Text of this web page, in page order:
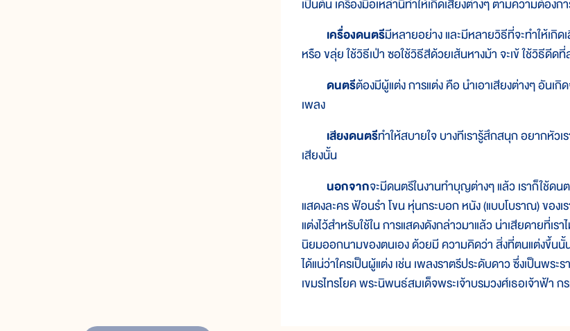
เป็นต้น เครื่องมือเหล่านี้ทำให้เกิดเสียงต่างๆ ตามความต้องก
เครื่องดนตรีมีหลายอย่าง และมีหลายวิธีที่จะทำให้เกิ
หรือ ขลุ่ย ใช้วิธีเป่า ซอใช้วิธีสีด้วยเส้นหางม้า จะเข้ ใช้วิธีดีดที่
ดนตรีต้องมีผู้แต่ง การแต่ง คือ นำเอาเสียงต่างๆ อันเกิ
เพลง
เสียงดนตรีทำให้สบายใจ บางทีเรารู้สึกสนุก อยากหัว
เสียงนั้น
นอกจากจะมีดนตรีในงานทำบุญต่างๆ แล้ว เราก็ใช้ด
แสดงละคร ฟ้อนรำ โขน หุ่นกระบอก หนัง (แบบโบราณ) ขอ
แต่งไว้สำหรับใช้ใน การแสดงดังกล่าวมาแล้ว น่าเสียดายที่เ
นิยมออกนามของตนเอง ด้วยมี ความคิดว่า สิ่งที่ตนแต่งขึ้นนั้
ได้แน่ว่าใครเป็นผู้แต่ง เช่น เพลงราตรีประดับดาว ซึ่งเป็นพ
เขมรไทรโยค พระนิพนธ์สมเด็จพระเจ้าบรมวงศ์เธอเจ้าฟ้า